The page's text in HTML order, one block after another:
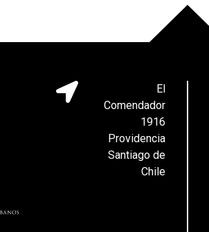
El
Comendador
1916
Providencia
Santiago de
Chile